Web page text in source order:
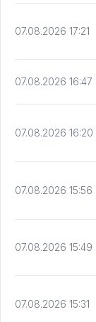
07.08.2026 17:21
07.08.2026 16:47
07.08.2026 16:20
07.08.2026 15:56
07.08.2026 15:49
07.08.2026 15:31